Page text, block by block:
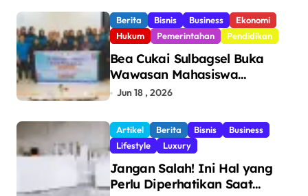
Berita Bisnis Business
Ekonomi
Hukum
Pemerintahan Pendidikan
Bea Cukai Sulbagsel Buka
Wawasan Mahasiswa
Politeknik Bosowa tentang
dan Pencegahan Barang
Ilegal
Jun 18 , 2026
Artikel Berita Bisnis
Business
Lifestyle
Luxury
Jangan Salah! Ini Hal yang
Perlu Diperhatikan Saat